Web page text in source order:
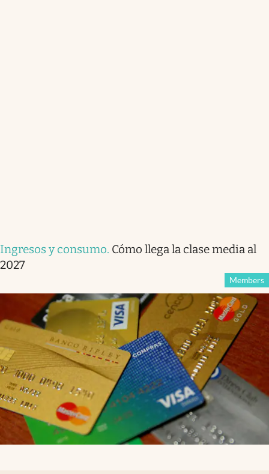
Ingresos y consumo. Cómo llega la clase media al
2027
Members